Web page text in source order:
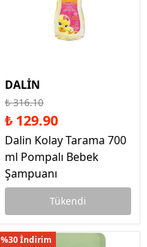
DALİN
₺ 316.10
₺ 129.90
Dalin Kolay Tarama 700
ml Pompalı Bebek
Şampuanı
Tükendi
%30 İndirim